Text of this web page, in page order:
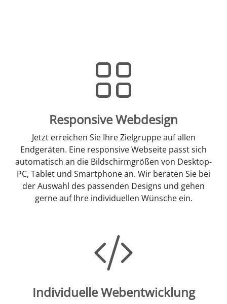
Responsive Webdesign
Jetzt erreichen Sie Ihre Zielgruppe auf allen
Endgeräten. Eine responsive Webseite passt sich
automatisch an die Bildschirmgrößen von Desktop-
PC, Tablet und Smartphone an. Wir beraten Sie bei
der Auswahl des passenden Designs und gehen
gerne auf Ihre individuellen Wünsche ein.
Individuelle Webentwicklung